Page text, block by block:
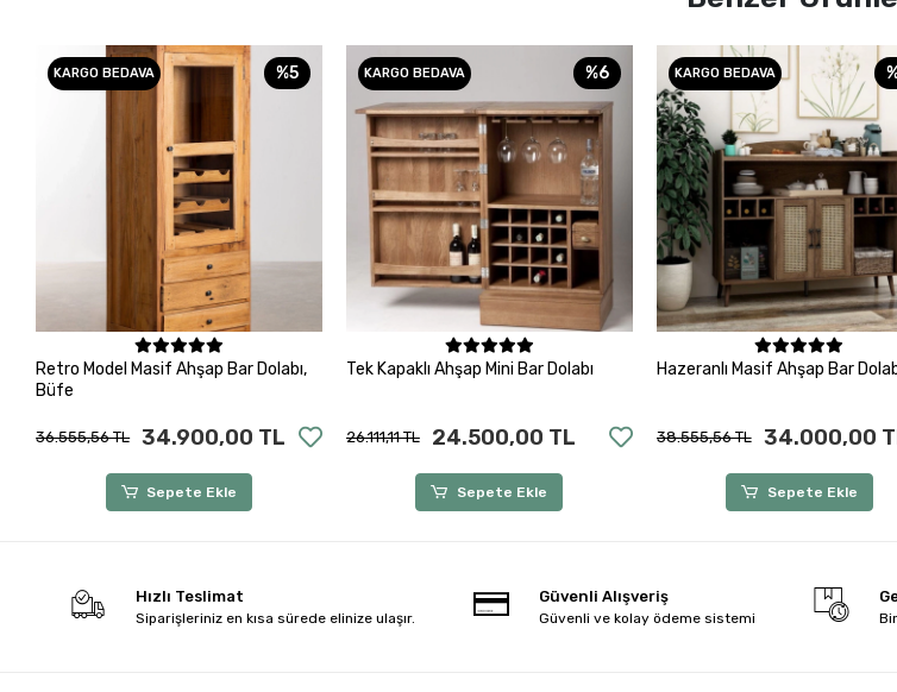
KARGO BEDAVA %5
Sepete Ekle
Retro Model Masif Ahşap Bar Dolabı,
Büfe
36.555,56 TL 34.900,00 TL
Sepete Ekle
KARGO BEDAVA %6
Sepete Ekle
Tek Kapaklı Ahşap Mini Bar Dolabı
26.111,11 TL 24.500,00 TL
Sepete Ekle
KARGO BEDAVA
Sepete Ekle
Hazeranlı Masif Ahşap Bar
38.555,56 TL 34.000,00
Sepete Ekle
Hızlı Teslimat
Siparişleriniz en kısa sürede elinize ulaşır.
Güvenli Alışveriş
Güvenli ve kolay ödeme sistemi